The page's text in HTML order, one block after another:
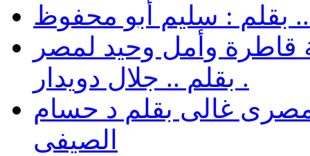
بقلم : سليم أبو محفوظ
قاطرة وأمل وحيد لمصر
. بقلم .. جلال دويدار
غالى بقلم د حسام
الصيفى